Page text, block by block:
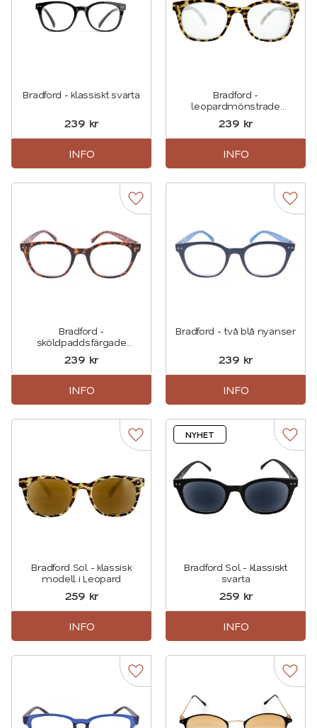
Bradford - klassiskt svarta
239 kr
INFO
Bradford -
leopardmönstrade
läsglasögon
239 kr
INFO
Bradford -
sköldpaddsfärgade
läsglasögon
239 kr
Lägg till i favoriter
INFO
Bradford - två blå nyanser
239 kr
INFO
Bradford Sol - klassisk
modell i Leopard
259 kr
Lägg till i favoriter
INFO
Bradford Sol - klassiskt
svarta
259 kr
NYHET
INFO
Lägg till i favoriter